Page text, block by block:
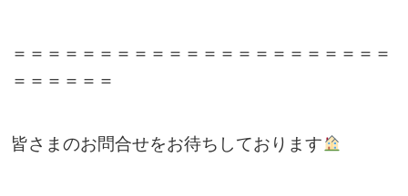
＝＝＝＝＝＝＝＝＝＝＝＝＝＝＝＝＝＝＝＝＝＝
＝＝＝＝＝＝
皆さまのお問合せをお待ちしております